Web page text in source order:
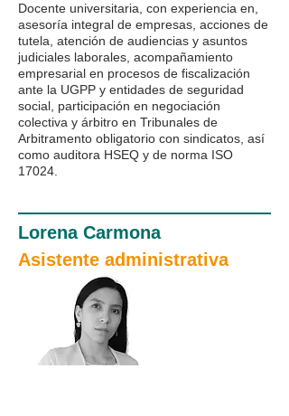
Docente universitaria, con experiencia en,
asesoría integral de empresas, acciones de
tutela, atención de audiencias y asuntos
judiciales laborales, acompañamiento
empresarial en procesos de fiscalización
ante la UGPP y entidades de seguridad
social, participación en negociación
colectiva y árbitro en Tribunales de
Arbitramento obligatorio con sindicatos, así
como auditora HSEQ y de norma ISO
17024.
Lorena Carmona
Asistente administrativa